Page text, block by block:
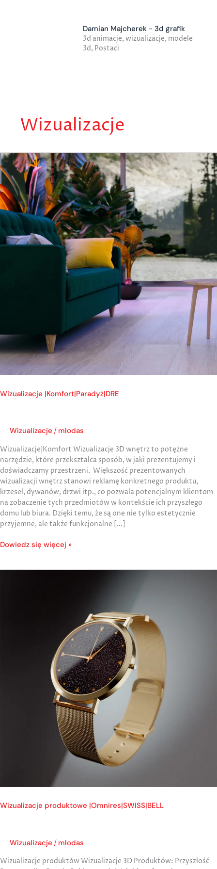
Damian Majcherek - 3d grafik
3d animacje, wizualizacje, modele
3d, Postaci
Wizualizacje
Wizualizacje |Komfort|Paradyż|DRE
Wizualizacje / mlodas
Wizualizacje|Komfort Wizualizacje 3D wnętrz to potężne
narzędzie, które przekształca sposób, w jaki prezentujemy i
doświadczamy przestrzeni. Większość prezentowanych
wizualizacji wnętrz stanowi reklamę konkretnego produktu,
krzeseł, dywanów, drzwi itp., co pozwala potencjalnym klientom
na zobaczenie tych przedmiotów w kontekście ich przyszłego
domu lub biura. Dzięki temu, że są one nie tylko estetycznie
przyjemne, ale także funkcjonalne […]
Wizualizacje
|Komfort|Paradyż|DRE
Dowiedz się więcej »
Wizualizacje produktowe |Omnires|SWISS|BELL
Wizualizacje / mlodas
Wizualizacje produktów Wizualizacje 3D Produktów: Przyszłość